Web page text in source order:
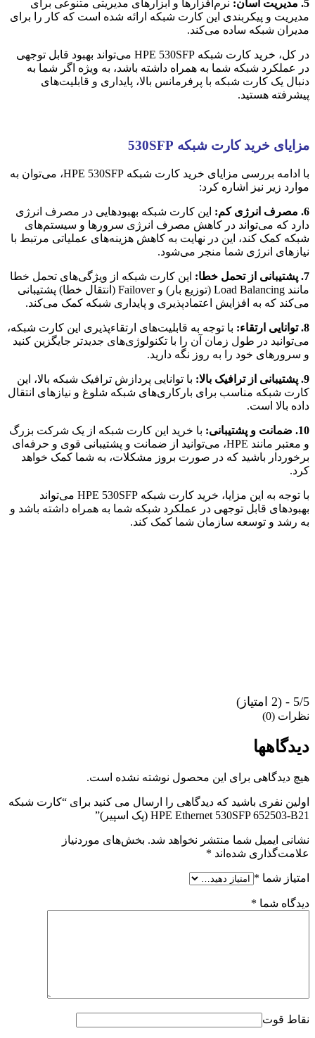
5. مدیریت آسان:
نرم‌افزارها و ابزارهای مدیریتی متنوعی برای
مدیریت و پیکربندی این کارت شبکه ارائه شده است که کار را برای
مدیران شبکه ساده می‌کند.
در کل، خرید کارت شبکه HPE 530SFP می‌تواند بهبود قابل توجهی
در عملکرد شبکه شما به همراه داشته باشد، به ویژه اگر شما به
دنبال یک کارت شبکه با پرفرمانس بالا، پایداری و قابلیت‌های
پیشرفته هستید.
مزایای خرید کارت شبکه 530SFP
با ادامه بررسی مزایای خرید کارت شبکه HPE 530SFP، می‌توان به
موارد زیر نیز اشاره کرد:
6. مصرف انرژی کم:
این کارت شبکه بهبودهایی در مصرف انرژی
دارد که می‌تواند در کاهش مصرف انرژی سرورها و سیستم‌های
شبکه کمک کند، این در نهایت به کاهش هزینه‌های عملیاتی مرتبط با
نیازهای انرژی شما منجر می‌شود.
7. پشتیبانی از تحمل خطا:
این کارت شبکه از ویژگی‌های تحمل خطا
مانند Load Balancing (توزیع بار) و Failover (انتقال خطا) پشتیبانی
می‌کند که به افزایش اعتمادپذیری و پایداری شبکه کمک می‌کند.
8. توانایی ارتقاء:
با توجه به قابلیت‌های ارتقاءپذیری این کارت شبکه،
می‌توانید در طول زمان آن را با تکنولوژی‌های جدیدتر جایگزین کنید
و سرورهای خود را به روز نگه دارید.
9. پشتیبانی از ترافیک بالا:
با توانایی پردازش ترافیک شبکه بالا، این
کارت شبکه مناسب برای بارکاری‌های شبکه شلوغ و نیازهای انتقال
داده بالا است.
10. ضمانت و پشتیبانی:
با خرید این کارت شبکه از یک شرکت بزرگ
و معتبر مانند HPE، می‌توانید از ضمانت و پشتیبانی قوی و حرفه‌ای
برخوردار باشید که در صورت بروز مشکلات، به شما کمک خواهد
کرد.
با توجه به این مزایا، خرید کارت شبکه HPE 530SFP می‌تواند
بهبود‌های قابل توجهی در عملکرد شبکه شما به همراه داشته باشد و
به رشد و توسعه سازمان شما کمک کند.
5/5 - (2 امتیاز)
نظرات (0)
دیدگاهها
هیچ دیدگاهی برای این محصول نوشته نشده است.
اولین نفری باشید که دیدگاهی را ارسال می کنید برای “کارت شبکه
HPE Ethernet 530SFP 652503-B21 (پک اسپیر)”
نشانی ایمیل شما منتشر نخواهد شد. بخش‌های موردنیاز
علامت‌گذاری شده‌اند *
امتیاز شما *
دیدگاه شما *
نقاط قوت